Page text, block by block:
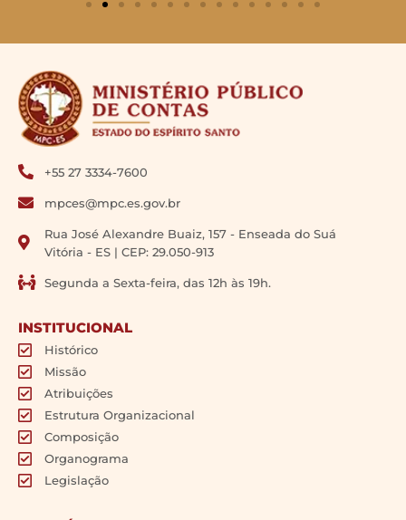
+55 27 3334-7600
mpces@mpc.es.gov.br
Rua José Alexandre Buaiz, 157 - Enseada do Suá
Vitória - ES | CEP: 29.050-913
Segunda a Sexta-feira, das 12h às 19h.
INSTITUCIONAL
Histórico
Missão
Atribuições
Estrutura Organizacional
Composição
Organograma
Legislação